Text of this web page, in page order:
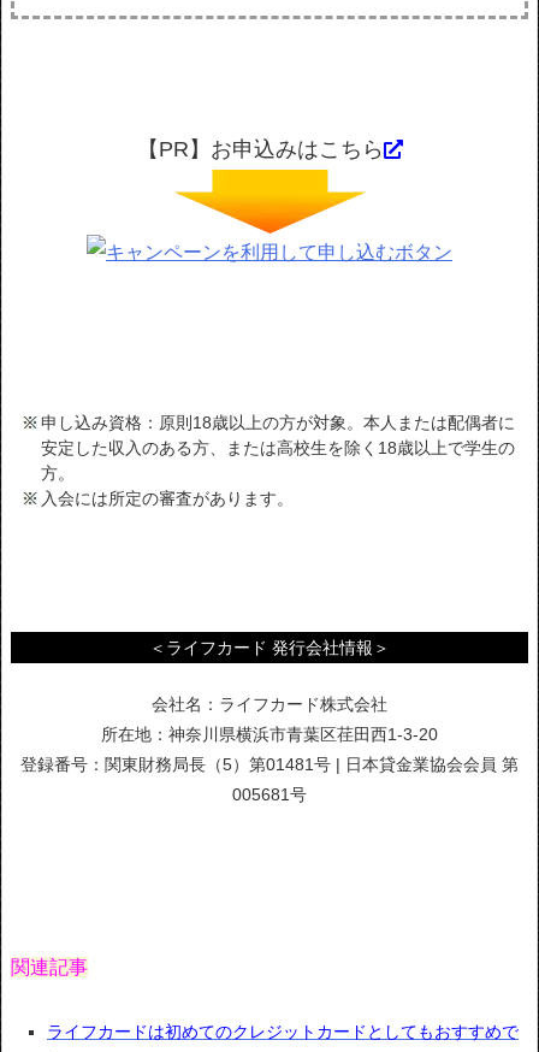
【PR】お申込みはこちら
申し込み資格：原則18歳以上の方が対象。本人または配偶者に
安定した収入のある方、または高校生を除く18歳以上で学生の
方。
入会には所定の審査があります。
＜ライフカード 発行会社情報＞
会社名：ライフカード株式会社
所在地：神奈川県横浜市青葉区荏田西1-3-20
登録番号：関東財務局長（5）第01481号 | 日本貸金業協会会員 第
005681号
関連記事
ライフカードは初めてのクレジットカードとしてもおすすめで